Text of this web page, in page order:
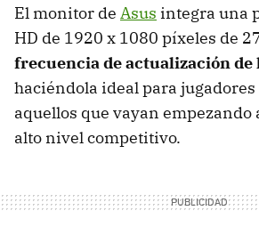
El monitor de Asus integra una
HD de 1920 x 1080 píxeles de
frecuencia de actualización de
haciéndola ideal para
aquellos que vayan empezando
alto nivel competitivo.